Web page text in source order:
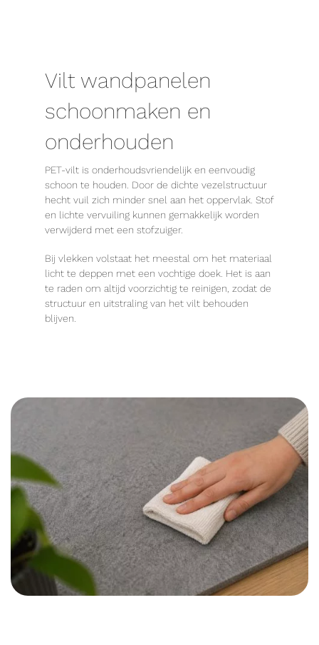
Vilt wandpanelen
schoonmaken en
onderhouden
PET-vilt is onderhoudsvriendelijk en eenvoudig
schoon te houden. Door de dichte vezelstructuur
hecht vuil zich minder snel aan het oppervlak. Stof
en lichte vervuiling kunnen gemakkelijk worden
verwijderd met een stofzuiger.
Bij vlekken volstaat het meestal om het materiaal
licht te deppen met een vochtige doek. Het is aan
te raden om altijd voorzichtig te reinigen, zodat de
structuur en uitstraling van het vilt behouden
blijven.